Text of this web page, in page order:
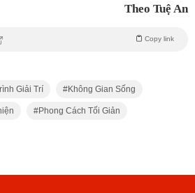
Theo Tuệ An
Copy link
Giải Trí Không Gian Sống
Phong Cách Tối Giản